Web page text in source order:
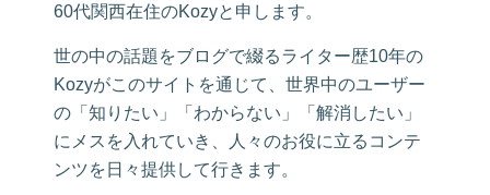
60代関西在住のKozyと申します。
世の中の話題をブログで綴るライター歴10年の
Kozyがこのサイトを通じて、世界中のユーザー
の「知りたい」「わからない」「解消したい」
にメスを入れていき、人々のお役に立るコンテ
ンツを日々提供して行きます。